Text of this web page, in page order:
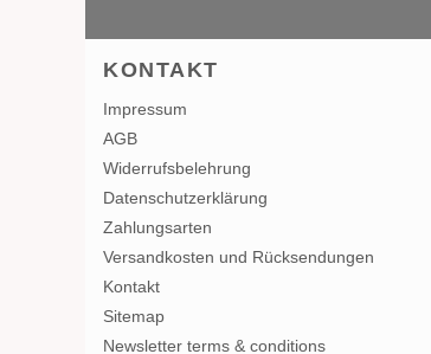
KONTAKT
Impressum
AGB
Widerrufsbelehrung
Datenschutzerklärung
Zahlungsarten
Versandkosten und Rücksendungen
Kontakt
Sitemap
Newsletter terms & conditions